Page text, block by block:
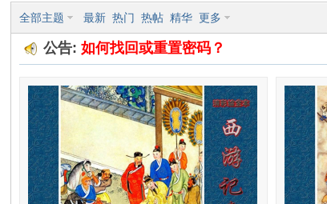
全部主题 最新 热门 热帖 精华 更多
公告:如何找回或重置密码？